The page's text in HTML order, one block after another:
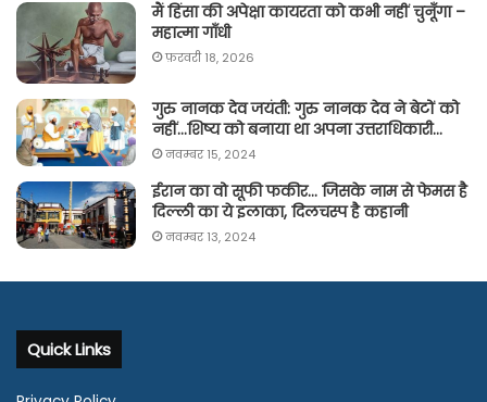
मैं हिंसा की अपेक्षा कायरता को कभी नहीं चुनूँगा –
महात्मा गाँधी
फ़रवरी 18, 2026
गुरु नानक देव जयंती: गुरु नानक देव ने बेटों को
नहीं…शिष्य को बनाया था अपना उत्तराधिकारी…
नवम्बर 15, 2024
ईरान का वो सूफी फकीर… जिसके नाम से फेमस है
दिल्ली का ये इलाका, दिलचस्प है कहानी
नवम्बर 13, 2024
Quick Links